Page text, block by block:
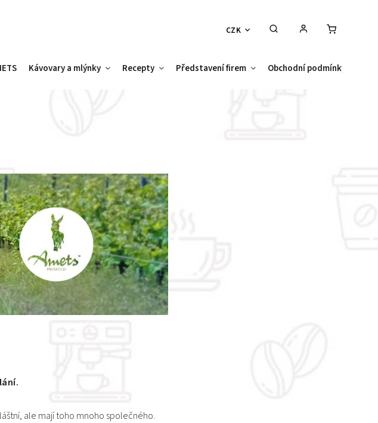
CZK
Kávovary a mlýnky Recepty Představení firem Obchodní podmínky
ale mají toho mnoho společného.